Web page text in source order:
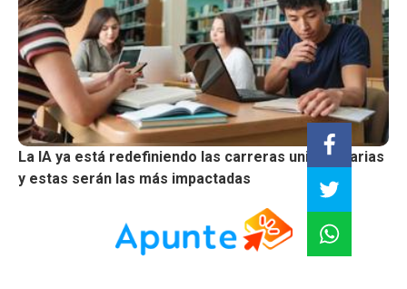
La IA ya está redefiniendo las carreras universitarias
y estas serán las más impactadas